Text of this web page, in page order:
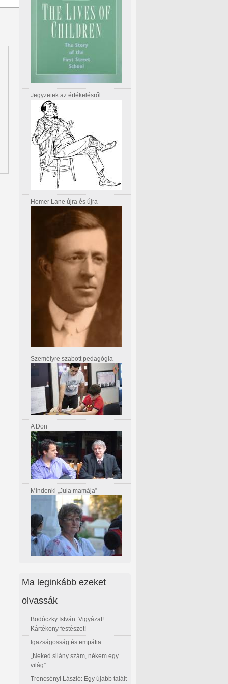
Jegyzetek az értékelésről
Homer Lane újra és újra
Személyre szabott pedagógia
A Don
Mindenki „Jula mamája”
Ma leginkább ezeket
olvassák
Bodóczky István: Vigyázat!
Kártékony festészet!
Igazságosság és empátia
„Neked silány szám, nékem egy
világ”
Trencsényi László: Egy újabb talált